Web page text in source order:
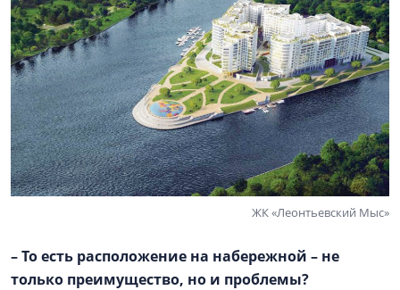
ЖК «Леонтьевский Мыс»
– То есть расположение на набережной – не
только преимущество, но и проблемы?